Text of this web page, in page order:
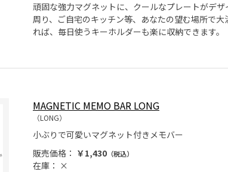
頑固な強力マグネットに、クールなプレートがデ
周り、ご自宅のキッチン等、あなたの望む場所で
れば、毎日使うキーホルダーも楽に収納できます。
MAGNETIC MEMO BAR LONG
（LONG）
小ぶりで可愛いマグネット付きメモバー
販売価格： ￥1,430 （税込）
在庫： ×